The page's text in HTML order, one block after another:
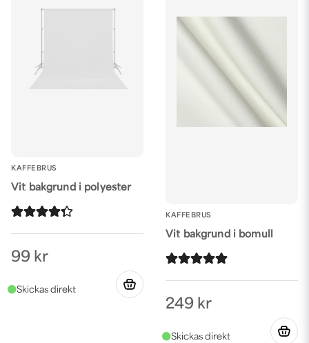
KAFFEBRUS
Vit bakgrund i polyester
99 kr
KAFFEBRUS
Vit bakgrund i bomull
249 kr